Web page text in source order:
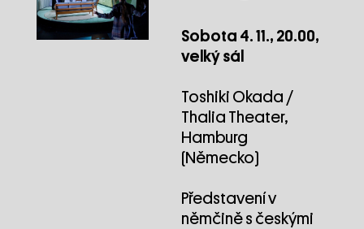
Sobota 4. 11., 20.00,
velký sál
Toshiki Okada /
Thalia Theater,
Hamburg
(Německo)
Představení v
němčině s českými